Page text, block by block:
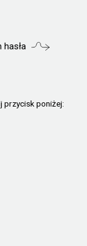
hasła
przycisk poniżej: